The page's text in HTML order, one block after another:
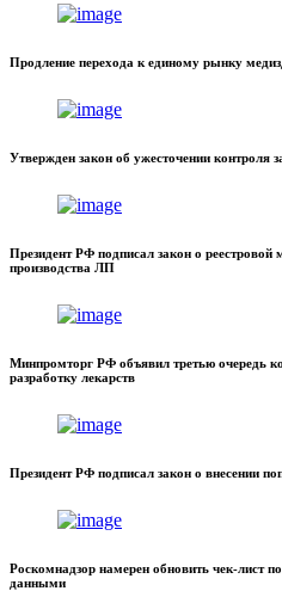
Продление перехода к единому рынку
Утвержден закон об ужесточении контроля
Президент РФ подписал закон о реестровой
производства ЛП
Минпромторг РФ объявил третью очередь
разработку лекарств
Президент РФ подписал закон о внесении
Роскомнадзор намерен обновить чек-лист
данными